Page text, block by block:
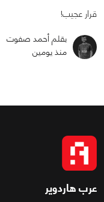
قرار عجيب!
بقلم أحمد صفوت
منذ يومين
عرب هاردوير